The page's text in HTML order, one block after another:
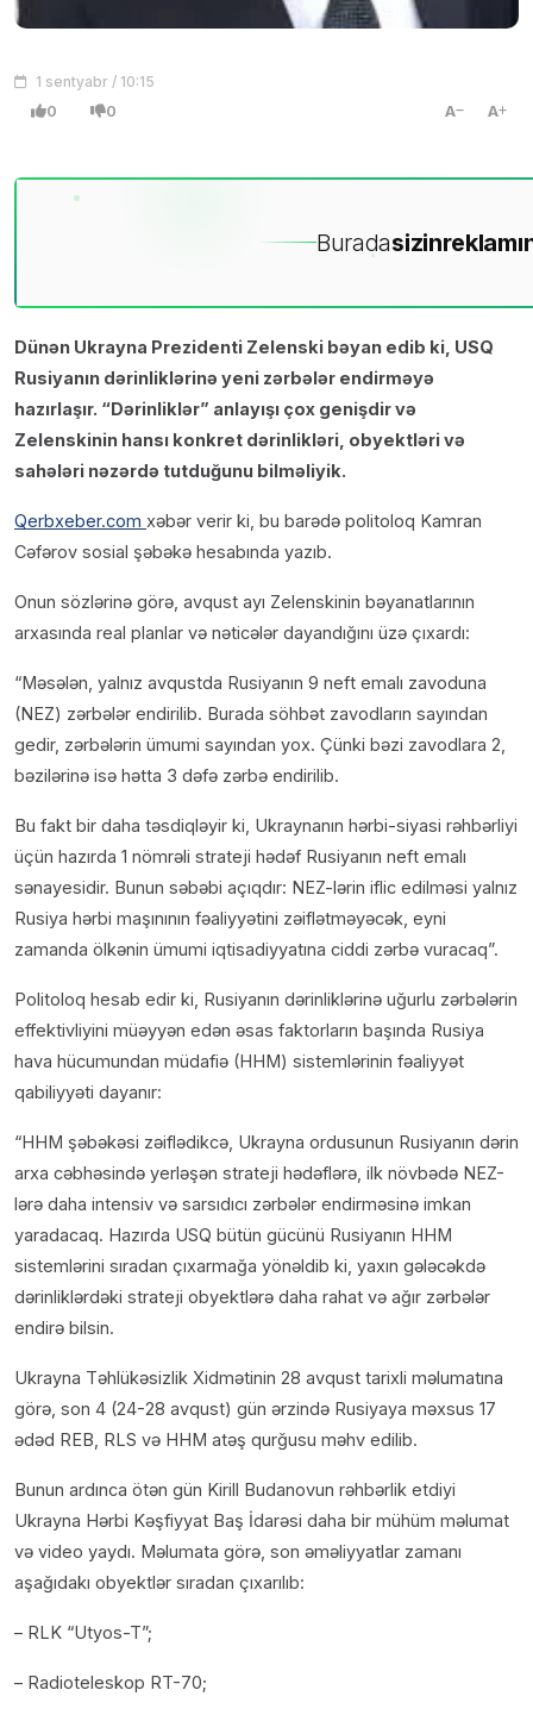
1 sentyabr / 10:15
0 0 A A
Buradasizin
Dünən Ukrayna Prezidenti Zelenski bəyan edib ki, USQ
Rusiyanın dərinliklərinə yeni zərbələr endirməyə
hazırlaşır. “Dərinliklər” anlayışı çox genişdir və
Zelenskinin hansı konkret dərinlikləri, obyektləri və
sahələri nəzərdə tutduğunu bilməliyik.
Qerbxeber.com xəbər verir ki, bu barədə politoloq Kamran
Cəfərov sosial şəbəkə hesabında yazıb.
Onun sözlərinə görə, avqust ayı Zelenskinin bəyanatlarının
arxasında real planlar və nəticələr dayandığını üzə çıxardı:
“Məsələn, yalnız avqustda Rusiyanın 9 neft emalı zavoduna
(NEZ) zərbələr endirilib. Burada söhbət zavodların sayından
gedir, zərbələrin ümumi sayından yox. Çünki bəzi zavodlara 2,
bəzilərinə isə hətta 3 dəfə zərbə endirilib.
Bu fakt bir daha təsdiqləyir ki, Ukraynanın hərbi-siyasi rəhbərliyi
üçün hazırda 1 nömrəli strateji hədəf Rusiyanın neft emalı
sənayesidir. Bunun səbəbi açıqdır: NEZ-lərin iflic edilməsi yalnız
Rusiya hərbi maşınının fəaliyyətini zəiflətməyəcək, eyni
zamanda ölkənin ümumi iqtisadiyyatına ciddi zərbə vuracaq”.
Politoloq hesab edir ki, Rusiyanın dərinliklərinə uğurlu zərbələrin
effektivliyini müəyyən edən əsas faktorların başında Rusiya
hava hücumundan müdafiə (HHM) sistemlərinin fəaliyyət
qabiliyyəti dayanır:
“HHM şəbəkəsi zəiflədikcə, Ukrayna ordusunun Rusiyanın dərin
arxa cəbhəsində yerləşən strateji hədəflərə, ilk növbədə NEZ-
lərə daha intensiv və sarsıdıcı zərbələr endirməsinə imkan
yaradacaq. Hazırda USQ bütün gücünü Rusiyanın HHM
sistemlərini sıradan çıxarmağa yönəldib ki, yaxın gələcəkdə
dərinliklərdəki strateji obyektlərə daha rahat və ağır zərbələr
endirə bilsin.
Ukrayna Təhlükəsizlik Xidmətinin 28 avqust tarixli məlumatına
görə, son 4 (24-28 avqust) gün ərzində Rusiyaya məxsus 17
ədəd REB, RLS və HHM atəş qurğusu məhv edilib.
Bunun ardınca ötən gün Kirill Budanovun rəhbərlik etdiyi
Ukrayna Hərbi Kəşfiyyat Baş İdarəsi daha bir mühüm məlumat
və video yaydı. Məlumata görə, son əməliyyatlar zamanı
aşağıdakı obyektlər sıradan çıxarılıb:
– RLK “Utyos-T”;
– Radioteleskop RT-70;